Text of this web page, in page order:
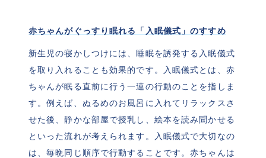
赤ちゃんがぐっすり眠れる「入眠儀式」のすすめ
新生児の寝かしつけには、睡眠を誘発する入眠儀式
を取り入れることも効果的です。入眠儀式とは、赤
ちゃんが眠る直前に行う一連の行動のことを指しま
す。例えば、ぬるめのお風呂に入れてリラックスさ
せた後、静かな部屋で授乳し、絵本を読み聞かせる
といった流れが考えられます。入眠儀式で大切なの
は、毎晩同じ順序で行動することです。赤ちゃんは